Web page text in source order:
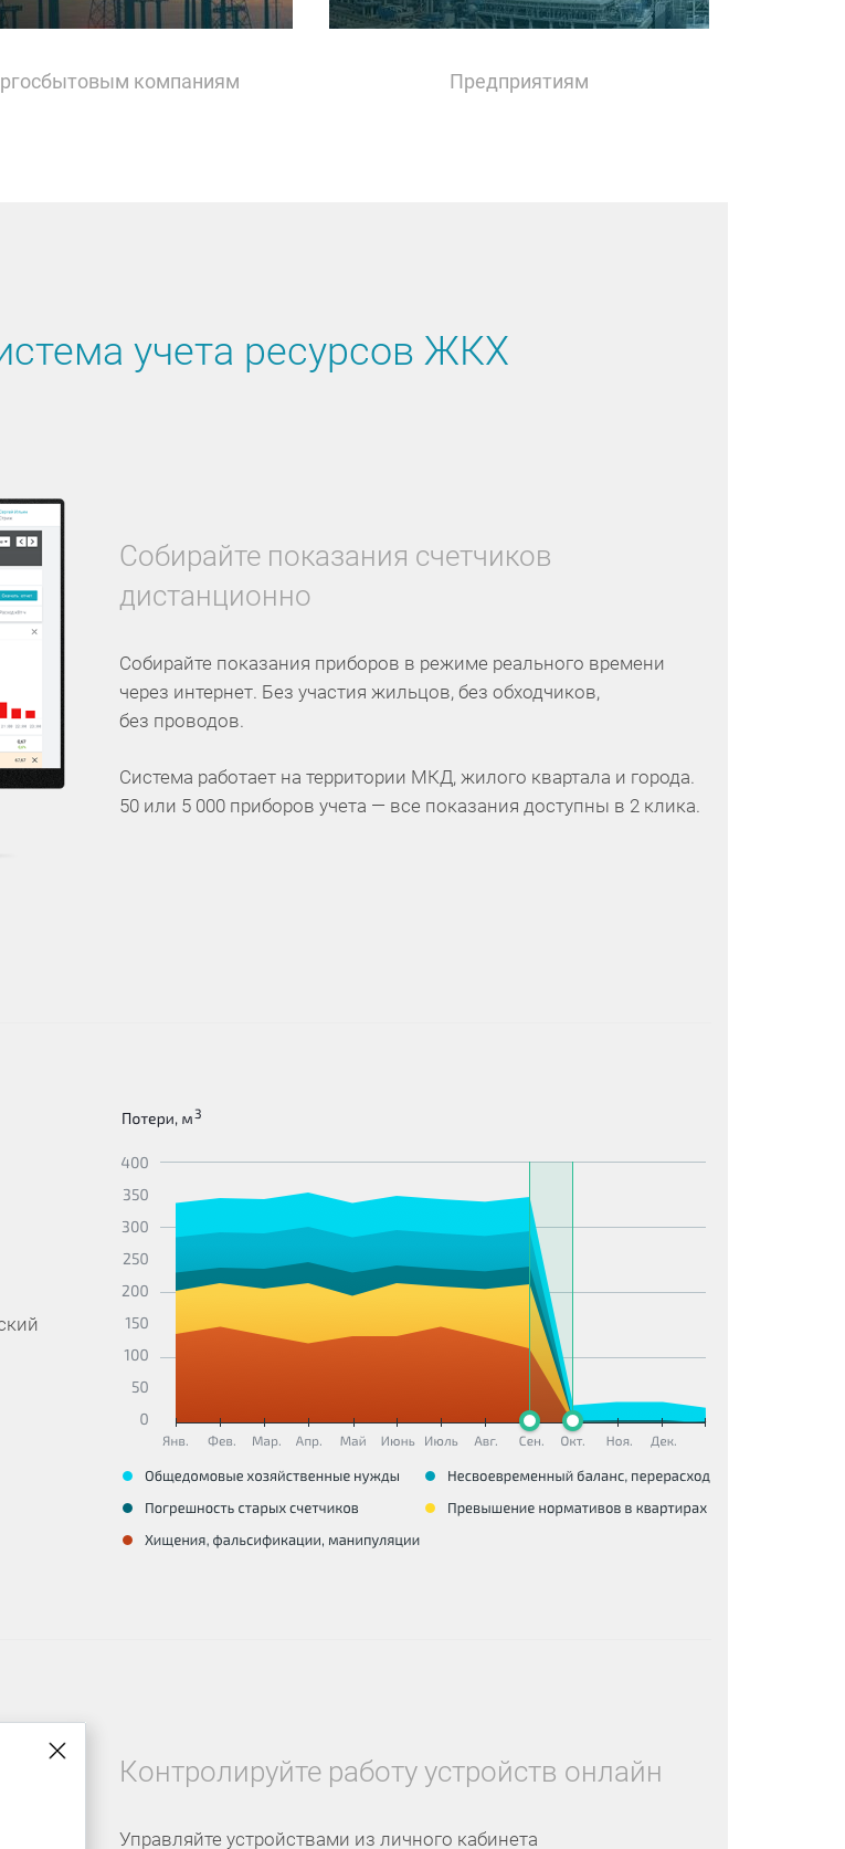
компаниям Предприятиям
учета ресурсов ЖКХ
Собирайте показания счетчиков
дистанционно
Собирайте показания приборов в режиме реального времени
через интернет. Без участия жильцов, без обходчиков,
без проводов.
Система работает на территории МКД, жилого квартала и города.
50 или 5 000 приборов учета — все показания доступны в 2 клика.
Контролируйте работу устройств онлайн
Управляйте устройствами из личного кабинета